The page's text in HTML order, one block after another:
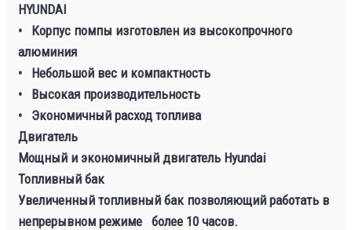
HYUNDAI
• Корпус помпы изготовлен из высокопрочного
алюминия
• Небольшой вес и компактность
• Высокая производительность
• Экономичный расход топлива
Двигатель
Мощный и экономичный двигатель Hyundai
Топливный бак
Увеличенный топливный бак позволяющий работать в
непрерывном режиме более 10 часов.